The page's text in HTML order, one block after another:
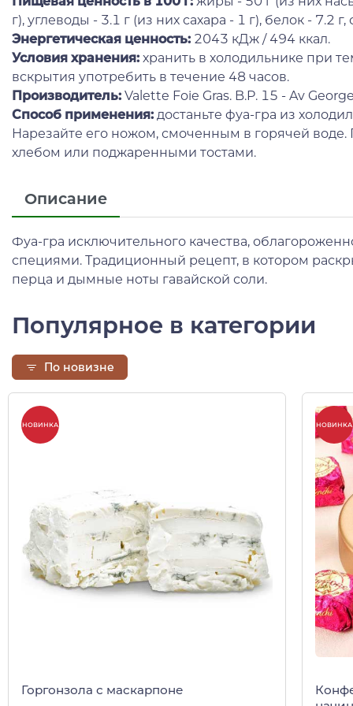
г), углеводы - 3.1 г (из них сахара - 1 г), белок - 7.2 г,
Энергетическая ценность: 2043 кДж / 494 ккал.
Условия хранения: хранить в холодильнике при
вскрытия употребить в течение 48 часов.
Производитель: Valette Foie Gras. B.P. 15 - Av
Способ применения: достаньте фуа-гра из
Нарезайте его ножом, смоченным в горячей воде.
хлебом или поджаренными тостами.
Описание
Фуа-гра исключительного качества,
специями. Традиционный рецепт, в котором
перца и дымные ноты гавайской соли.
Популярное в категории
По новизне
НОВИНКА
Горгонзола с маскарпоне
НОВИНКА